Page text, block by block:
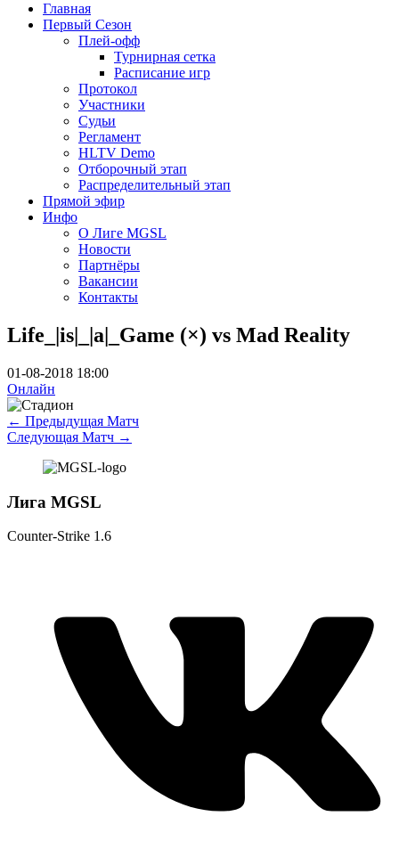
Главная
Первый Сезон
Плей-офф
Турнирная сетка
Расписание игр
Протокол
Участники
Судьи
Регламент
HLTV Demo
Отборочный этап
Распределительный этап
Прямой эфир
Инфо
О Лиге MGSL
Новости
Партнёры
Вакансии
Контакты
Life_|is|_|a|_Game (×) vs Mad Reality
01-08-2018 18:00
Онлайн
← Предыдущая Матч
Следующая Матч →
Лига MGSL
Counter-Strike 1.6